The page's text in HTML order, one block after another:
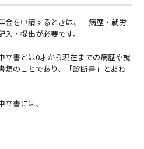
を申請するときは、
「病歴・就労
入・提出が必要です。
立書とは0才から現在までの病歴や就
類のことであり、「診断書」とあわ
書には、